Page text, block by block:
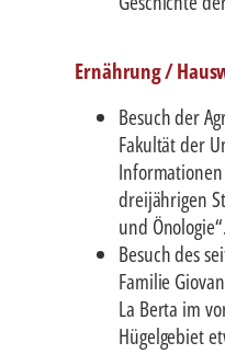
Ernährung /
Besuch der
Fakultät der
dreijährigen
und Önologie“.
Besuch des
Familie
La Berta im
Hügelgebiet